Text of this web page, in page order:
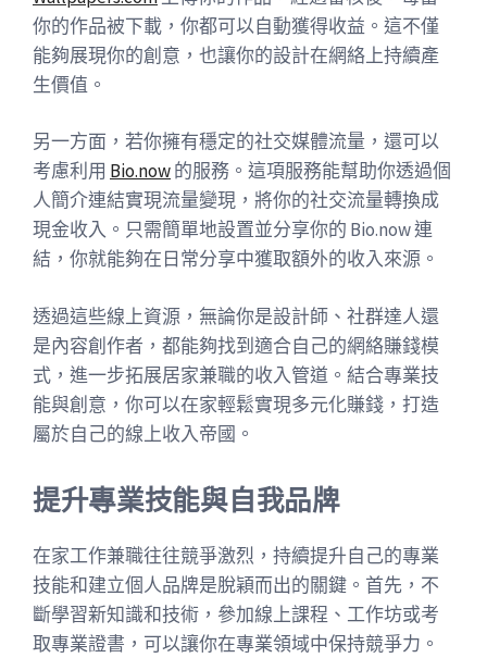
你的作品被下載，你都可以自動獲得收益。這不僅
能夠展現你的創意，也讓你的設計在網絡上持續產
生價值。
另一方面，若你擁有穩定的社交媒體流量，還可以
考慮利用 Bio.now的服務。這項服務能幫助你透過個
人簡介連結實現流量變現，將你的社交流量轉換成
現金收入。只需簡單地設置並分享你的 Bio.now 連
結，你就能夠在日常分享中獲取額外的收入來源。
透過這些線上資源，無論你是設計師、社群達人還
是內容創作者，都能夠找到適合自己的網絡賺錢模
式，進一步拓展居家兼職的收入管道。結合專業技
能與創意，你可以在家輕鬆實現多元化賺錢，打造
屬於自己的線上收入帝國。
提升專業技能與自我品牌
在家工作兼職往往競爭激烈，持續提升自己的專業
技能和建立個人品牌是脫穎而出的關鍵。首先，不
斷學習新知識和技術，參加線上課程、工作坊或考
取專業證書，可以讓你在專業領域中保持競爭力。